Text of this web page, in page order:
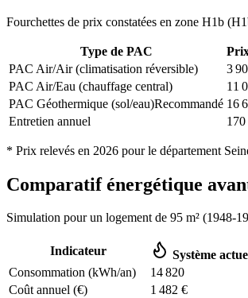
Fourchettes de prix constatées en zone H1b (
Type de PAC
PAC Air/Air (climatisation réversible)
3
PAC Air/Eau (chauffage central)
11
PAC Géothermique (sol/eau)Recommandé 16
Entretien annuel
170
* Prix relevés en 2026 pour le département
Comparatif énergétique
Simulation pour un logement de 95 m² (1948-
Indicateur Système
Consommation (kWh/an)
14 820
Coût annuel (€)
1 482 €